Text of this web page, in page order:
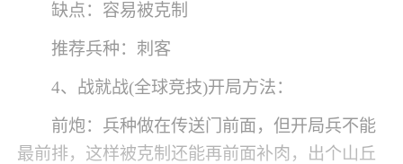
缺点：容易被克制
推荐兵种：刺客
4、战就战(全球竞技)开局方法：
前炮：兵种做在传送门前面，但开局兵不能
最前排，这样被克制还能再前面补肉，出个山丘